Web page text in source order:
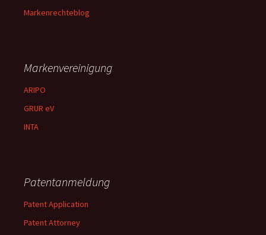
Markenrechteblog
Markenvereinigung
ARIPO
GRUR eV
INTA
Patentanmeldung
Patent Application
Patent Attorney